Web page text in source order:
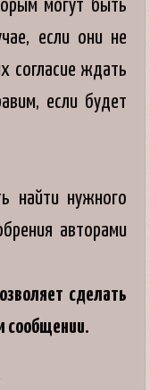
могут быть
если они не
согласие ждать
если будет
найти нужного
авторами
сделать
сообщении.